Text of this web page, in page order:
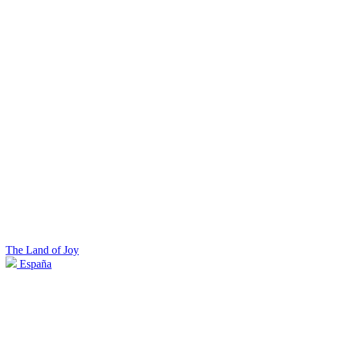
The Land of Joy
España